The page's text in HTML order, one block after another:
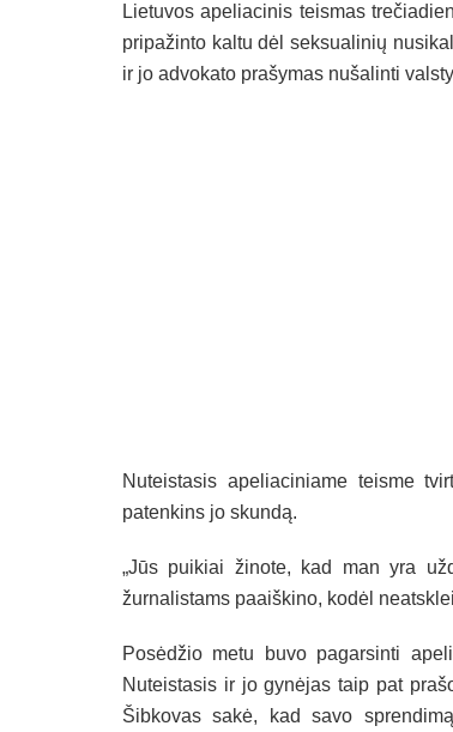
Lietuvos apeliacinis teismas
pripažinto kaltu dėl seksualinių
ir jo advokato prašymas nušalinti
Nuteistasis apeliaciniame teisme
patenkins jo skundą.
„Jūs puikiai žinote, kad man yra
žurnalistams paaiškino, kodėl
Posėdžio metu buvo pagarsinti
Nuteistasis ir jo gynėjas taip pat
Šibkovas sakė, kad savo